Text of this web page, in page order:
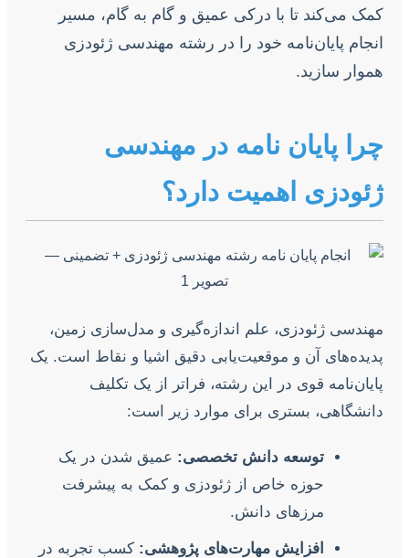
کمک می‌کند تا با درکی عمیق و گام به گام، مسیر
انجام پایان‌نامه خود را در رشته مهندسی ژئودزی
هموار سازید.
چرا پایان نامه در مهندسی
ژئودزی اهمیت دارد؟
مهندسی ژئودزی، علم اندازه‌گیری و مدل‌سازی زمین،
پدیده‌های آن و موقعیت‌یابی دقیق اشیا و نقاط است. یک
پایان‌نامه قوی در این رشته، فراتر از یک تکلیف
دانشگاهی، بستری برای موارد زیر است:
توسعه دانش تخصصی: عمیق شدن در یک
حوزه خاص از ژئودزی و کمک به پیشرفت
مرزهای دانش.
افزایش مهارت‌های پژوهشی: کسب تجربه در